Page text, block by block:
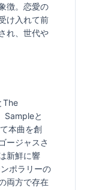
徴。恋愛の
け入れて前
れ、世代や
The
Sampleと
本曲を創
ージャスさ
新鮮に響
ポラリーの
両方で存在